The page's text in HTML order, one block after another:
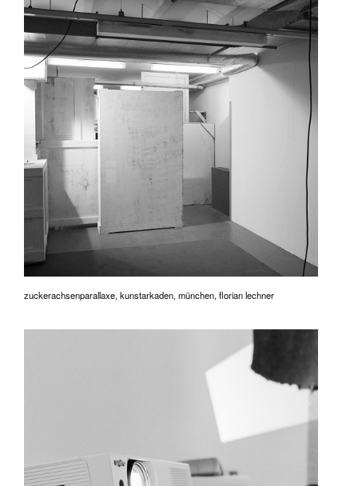
zuckerachsenparallaxe, kunstarkaden, münchen, florian lechner